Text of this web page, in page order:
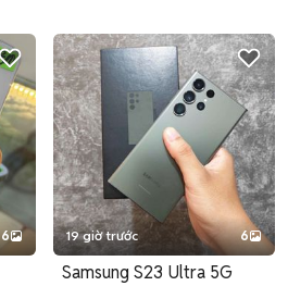
6 19 giờ trước 6
Samsung S23 Ultra 5G